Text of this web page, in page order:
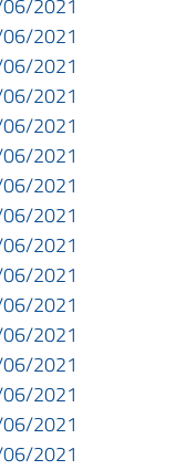
2021
2021
2021
2021
2021
2021
2021
2021
2021
2021
2021
2021
2021
2021
2021